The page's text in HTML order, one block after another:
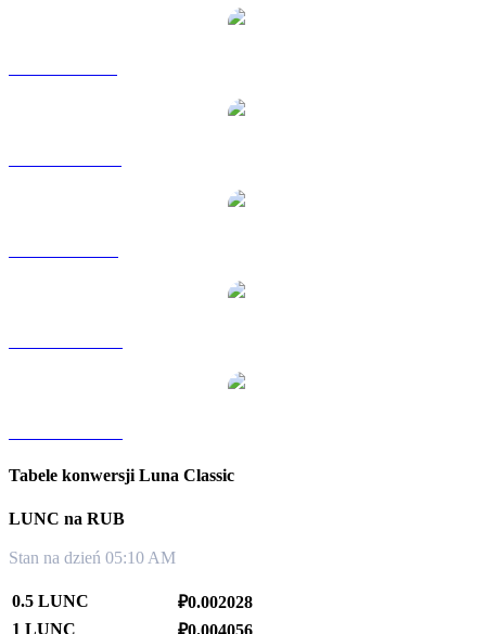
Tabele konwersji Luna Classic
LUNC na RUB
Stan na dzień 05:10 AM
0.5 LUNC
₽0.002028
1 LUNC